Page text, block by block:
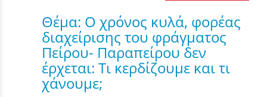
Θέμα: Ο χρόνος κυλά, φορέας
διαχείρισης του φράγματος
Πείρου- Παραπείρου δεν
έρχεται: Τι κερδίζουμε και τι
χάνουμε;